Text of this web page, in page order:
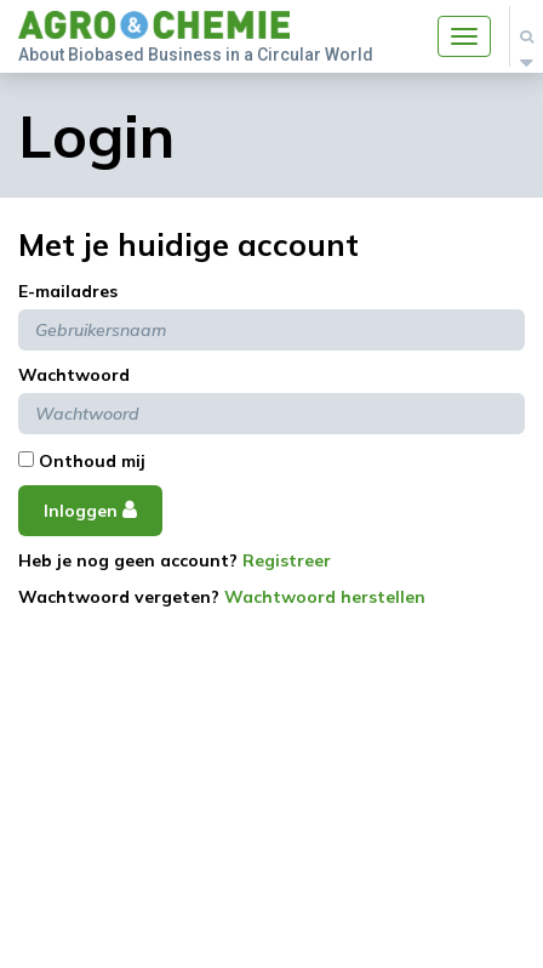
Toggle
About Biobased Business in a Circular World
Login
Met je huidige account
E-mailadres
Wachtwoord
Onthoud mij
Inloggen
Heb je nog geen account? Registreer
Wachtwoord vergeten? Wachtwoord herstellen